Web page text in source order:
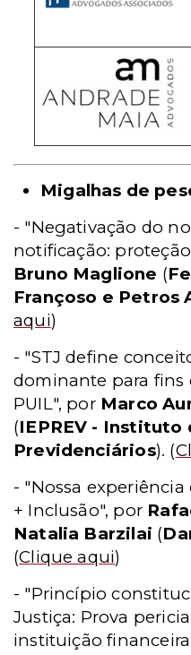
Migalhas de
- "Negativação do
notificação:
Bruno Maglione (
Françoso e Petros
aqui)
- "STJ define
dominante para fins
PUIL", por Marco
(IEPREV - Instituto
Previdenciários). (
- "Nossa experiência
+ Inclusão", por
Natalia Barzilai (
(Clique aqui)
- "Princípio
Justiça: Prova
instituição